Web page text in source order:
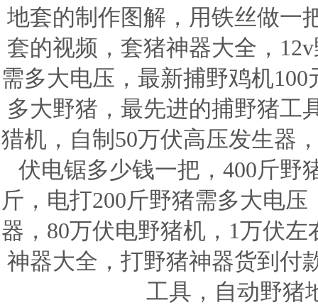
地套的制作图解，用铁丝做一
套的视频，套猪神器大全，
需多大电压，最新捕野鸡机
多大野猪，最先进的捕野猪工
猎机，自制50万伏高压发生器
伏电锯多少钱一把，400斤野
斤，电打200斤野猪需多大电
器，80万伏电野猪机，1万伏
神器大全，打野猪神器货到付
工具，自动野